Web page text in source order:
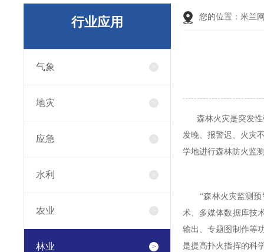
行业应用
气象
地灾
应急
水利
农业
林业
您的位置： 米兰
森林火灾是突发性
发晚、报警迟、火灾
学地进行森林防火监
“森林火灾监测预警
术、多媒体数据库技
输出、专题图制作等
是提高扑火指挥的科